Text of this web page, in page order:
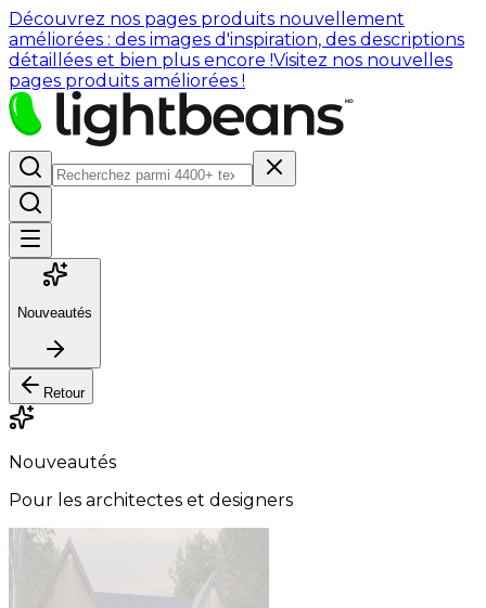
Découvrez nos pages produits nouvellement
améliorées : des images d'inspiration, des descriptions
détaillées et bien plus encore !Visitez nos nouvelles
pages produits améliorées !
Nouveautés
Retour
Nouveautés
Pour les architectes et designers